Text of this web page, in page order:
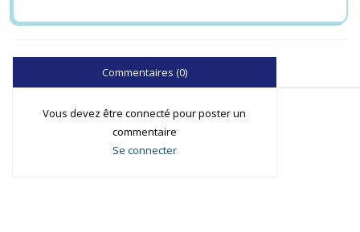
Commentaires (0)
Vous devez être connecté pour poster un
commentaire
Se connecter